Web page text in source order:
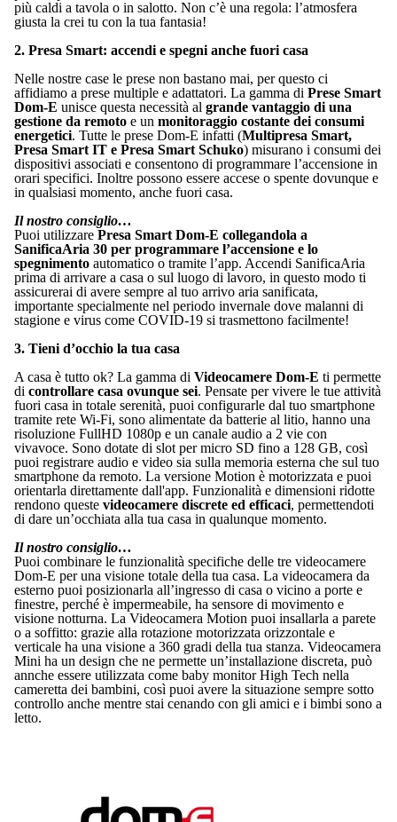
più caldi a tavola o in salotto. Non c’è una regola: l’atmosfera
giusta la crei tu con la tua fantasia!
2. Presa Smart: accendi e spegni anche fuori casa
Nelle nostre case le prese non bastano mai, per questo ci
affidiamo a prese multiple e adattatori. La gamma di Prese Smart
Dom-E unisce questa necessità al grande vantaggio di una
gestione da remoto e un monitoraggio costante dei consumi
energetici. Tutte le prese Dom-E infatti (Multipresa Smart,
Presa Smart IT e Presa Smart Schuko) misurano i consumi dei
dispositivi associati e consentono di programmare l’accensione in
orari specifici. Inoltre possono essere accese o spente dovunque e
in qualsiasi momento, anche fuori casa.
Il nostro consiglio…
Puoi utilizzare Presa Smart Dom-E collegandola a
SanificaAria 30 per programmare l’accensione e lo
spegnimento automatico o tramite l’app. Accendi SanificaAria
prima di arrivare a casa o sul luogo di lavoro, in questo modo ti
assicurerai di avere sempre al tuo arrivo aria sanificata,
importante specialmente nel periodo invernale dove malanni di
stagione e virus come COVID-19 si trasmettono facilmente!
3. Tieni d’occhio la tua casa
A casa è tutto ok? La gamma di Videocamere Dom-E ti permette
di controllare casa ovunque sei. Pensate per vivere le tue attività
fuori casa in totale serenità, puoi configurarle dal tuo smartphone
tramite rete Wi-Fi, sono alimentate da batterie al litio, hanno una
risoluzione FullHD 1080p e un canale audio a 2 vie con
vivavoce. Sono dotate di slot per micro SD fino a 128 GB, così
puoi registrare audio e video sia sulla memoria esterna che sul tuo
smartphone da remoto. La versione Motion è motorizzata e puoi
orientarla direttamente dall'app. Funzionalità e dimensioni ridotte
rendono queste videocamere discrete ed efficaci, permettendoti
di dare un’occhiata alla tua casa in qualunque momento.
Il nostro consiglio…
Puoi combinare le funzionalità specifiche delle tre videocamere
Dom-E per una visione totale della tua casa. La videocamera da
esterno puoi posizionarla all’ingresso di casa o vicino a porte e
finestre, perché è impermeabile, ha sensore di movimento e
visione notturna. La Videocamera Motion puoi insallarla a parete
o a soffitto: grazie alla rotazione motorizzata orizzontale e
verticale ha una visione a 360 gradi della tua stanza. Videocamera
Mini ha un design che ne permette un’installazione discreta, può
annche essere utilizzata come baby monitor High Tech nella
cameretta dei bambini, così puoi avere la situazione sempre sotto
controllo anche mentre stai cenando con gli amici e i bimbi sono a
letto.